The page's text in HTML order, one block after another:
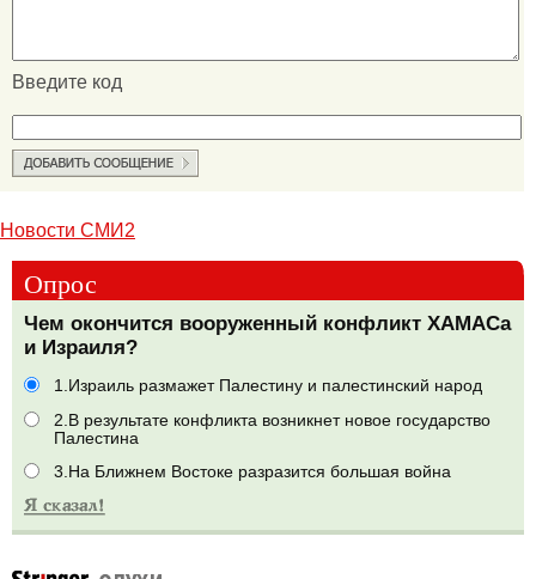
Введите код
Новости СМИ2
Опрос
Чем окончится вооруженный конфликт ХАМАСа
и Израиля?
1.Израиль размажет Палестину и палестинский народ
2.В результате конфликта возникнет новое государство
Палестина
3.На Ближнем Востоке разразится большая война